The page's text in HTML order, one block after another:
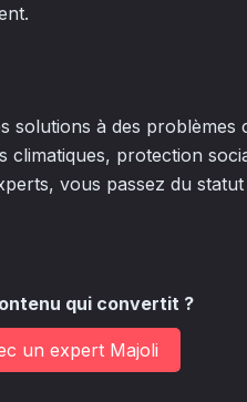
solutions à des problèmes
protection
vous passez du
qui convertit ?
un expert Majoli